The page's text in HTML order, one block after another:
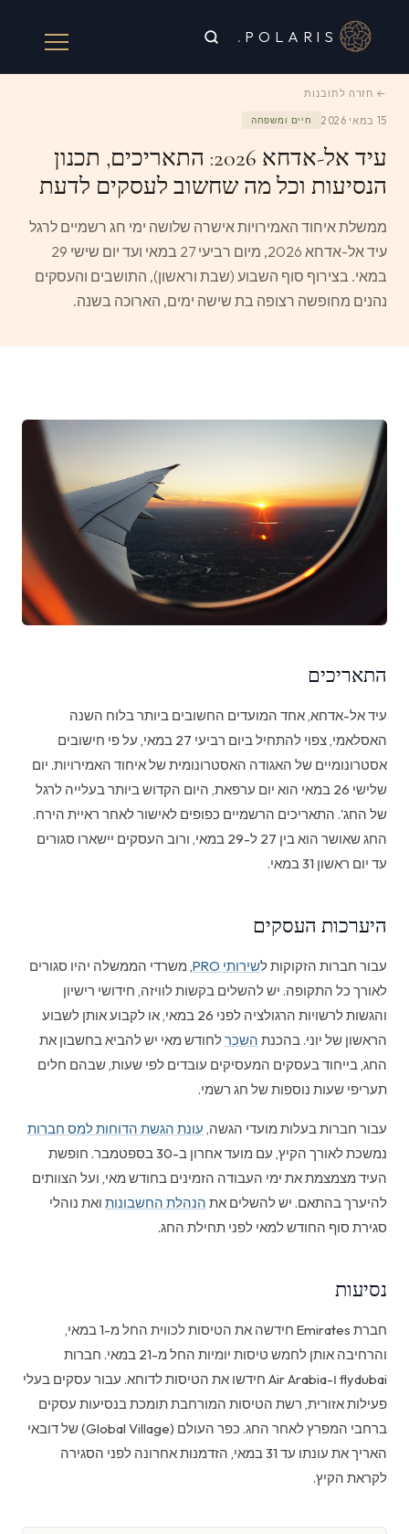
POLARIS
.
← חזרה לתובנות
15 במאי 2026 חיים ומשפחה
עיד אל-אדחא 2026: התאריכים, תכנון
הנסיעות וכל מה שחשוב לעסקים לדעת
ממשלת איחוד האמירויות אישרה שלושה ימי חג רשמיים לרגל
עיד אל-אדחא 2026, מיום רביעי 27 במאי ועד יום שישי 29
במאי. בצירוף סוף השבוע (שבת וראשון), התושבים והעסקים
נהנים מחופשה רצופה בת שישה ימים, הארוכה בשנה.
התאריכים
עיד אל-אדחא, אחד המועדים החשובים ביותר בלוח השנה
האסלאמי, צפוי להתחיל ביום רביעי 27 במאי, על פי חישובים
אסטרונומיים של האגודה האסטרונומית של איחוד האמירויות. יום
שלישי 26 במאי הוא יום ערפאת, היום הקדוש ביותר בעלייה לרגל
של החג'. התאריכים הרשמיים כפופים לאישור לאחר ראיית הירח.
החג שאושר הוא בין 27 ל-29 במאי, ורוב העסקים יישארו סגורים
עד יום ראשון 31 במאי.
היערכות העסקים
עבור חברות הזקוקות לשירותי PRO
, משרדי הממשלה יהיו סגורים
לאורך כל התקופה. יש להשלים בקשות לוויזה, חידושי רישיון
והגשות לרשויות הרגולציה לפני 26 במאי, או לקבוע אותן לשבוע
הראשון של יוני. בהכנת השכרלחודש מאי יש להביא בחשבון את
החג, בייחוד בעסקים המעסיקים עובדים לפי שעות, שבהם חלים
תעריפי שעות נוספות של חג רשמי.
עבור חברות בעלות מועדי הגשה, עונת הגשת הדוחות למס חברות
נמשכת לאורך הקיץ, עם מועד אחרון ב-30 בספטמבר. חופשת
העיד מצמצמת את ימי העבודה הזמינים בחודש מאי, ועל הצוותים
להיערך בהתאם. יש להשלים את הנהלת החשבונות ואת נוהלי
סגירת סוף החודש למאי לפני תחילת החג.
נסיעות
חברת Emirates חידשה את הטיסות לכווית החל מ-1 במאי,
והרחיבה אותן לחמש טיסות יומיות החל מ-21 במאי. חברות
flydubai ו-Air Arabia חידשו את הטיסות לדוחא. עבור עסקים בעלי
פעילות אזורית, רשת הטיסות המורחבת תומכת בנסיעות עסקים
ברחבי המפרץ לאחר החג. כפר העולם (Global Village) של דובאי
האריך את עונתו עד 31 במאי, הזדמנות אחרונה לפני הסגירה
לקראת הקיץ.